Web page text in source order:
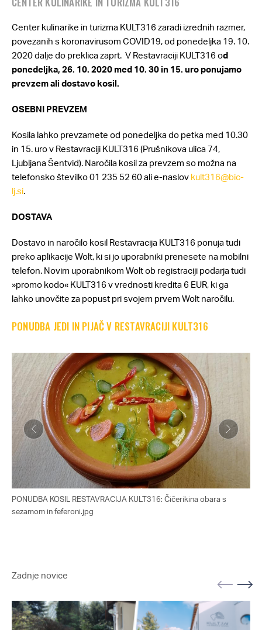
Center kulinarike in turizma KULT316 zaradi izrednih razmer,
povezanih s koronavirusom COVID19, od ponedeljka 19. 10.
2020 dalje do preklica zaprt. V Restavraciji KULT316 od
ponedeljka, 26. 10. 2020 med 10. 30 in 15. uro ponujamo
prevzem ali dostavo kosil.
OSEBNI PREVZEM
Kosila lahko prevzamete od ponedeljka do petka med 10.30
in 15. uro v Restavraciji KULT316 (Prušnikova ulica 74,
Ljubljana Šentvid). Naročila kosil za prevzem so možna na
telefonsko številko 01 235 52 60 ali e-naslov kult316@bic-
lj.si.
DOSTAVA
Dostavo in naročilo kosil Restavracija KULT316 ponuja tudi
preko aplikacije Wolt, ki si jo uporabniki prenesete na mobilni
telefon. Novim uporabnikom Wolt ob registraciji podarja tudi
»promo kodo« KULT316 v vrednosti kredita 6 EUR, ki ga
lahko unovčite za popust pri svojem prvem Wolt naročilu.
PONUDBA JEDI IN PIJAČ V RESTAVRACIJI KULT316
PONUDBA KOSIL RESTAVRACIJA KULT316: Čičerikina obara s
sezamom in feferoni.jpg
Zadnje novice